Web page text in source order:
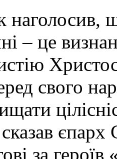
наголосив,
– це
свого
за героїв